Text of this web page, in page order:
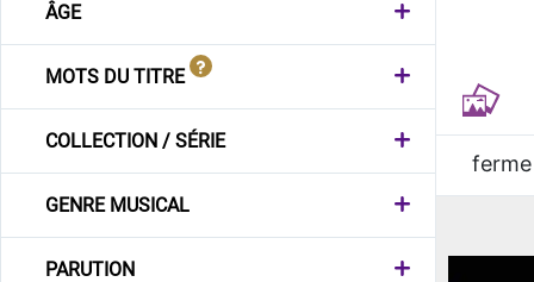
ÂGE
MOTS DU TITRE
COLLECTION / SÉRIE
GENRE MUSICAL
PARUTION
ferme